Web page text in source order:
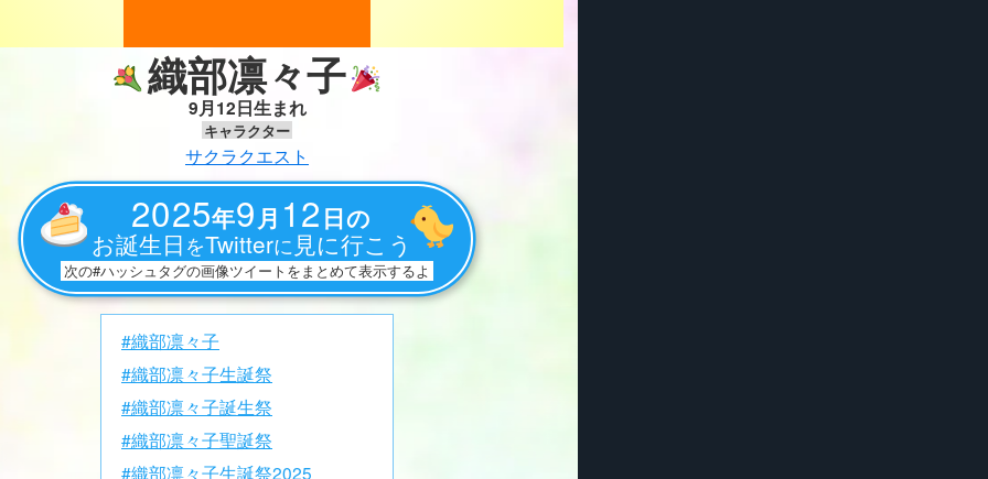
織部凛々子
9月12日生まれ
キャラクター
サクラクエスト
2025年9 月 12 日の
お誕生日をTwitterに見に行こう
次の#ハッシュタグの画像ツイートをまとめて表示するよ
#織部凛々子
#織部凛々子生誕祭
#織部凛々子誕生祭
#織部凛々子聖誕祭
#織部凛々子生誕祭2025